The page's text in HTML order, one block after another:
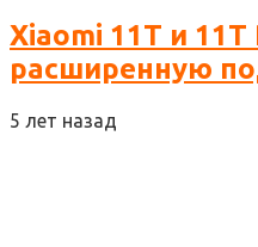
Xiaomi 11T и 11T
расширенную
5 лет назад